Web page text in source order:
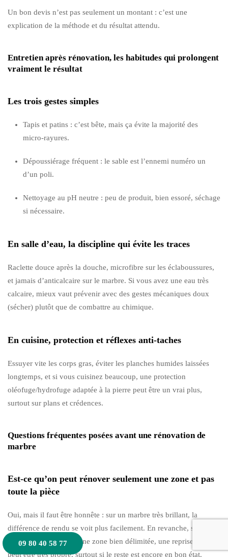
Un bon devis n’est pas seulement un montant : c’est une
explication de la méthode et du résultat attendu.
Entretien après rénovation, les habitudes qui prolongent
vraiment le résultat
Les trois gestes simples
Tapis et patins : c’est bête, mais ça évite la majorité des
micro-rayures.
Dépoussiérage fréquent : le sable est l’ennemi numéro un
d’un poli.
Nettoyage au pH neutre : peu de produit, bien essoré, séchage
si nécessaire.
En salle d’eau, la discipline qui évite les traces
Raclette douce après la douche, microfibre sur les éclaboussures,
et jamais d’anticalcaire sur le marbre. Si vous avez une eau très
calcaire, mieux vaut prévenir avec des gestes mécaniques doux
(sécher) plutôt que de combattre au chimique.
En cuisine, protection et réflexes anti-taches
Essuyer vite les corps gras, éviter les planches humides laissées
longtemps, et si vous cuisinez beaucoup, une protection
oléofuge/hydrofuge adaptée à la pierre peut être un vrai plus,
surtout sur plans et crédences.
Questions fréquentes posées avant une rénovation de
marbre
Est-ce qu’on peut rénover seulement une zone et pas
toute la pièce
Oui, mais il faut être honnête : sur un marbre très brillant, la
différence de rendu se voit plus facilement. En revanche, sur une
finition satinée ou sur une zone bien délimitée, une reprise locale
peut être très propre, surtout si le reste est encore en bon état.
09 80 40 58 77